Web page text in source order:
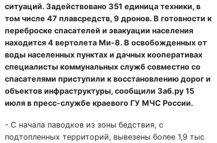
ситуаций. Задействовано 351 единица техники, в
том числе 47 плавсредств, 9 дронов. В готовности к
переброске спасателей и эвакуации населения
находится 4 вертолета Ми-8. В освобожденных от
воды населенных пунктах и дачных кооперативах
специалисты коммунальных служб совместно со
спасателями приступили к восстановлению дорог и
объектов инфраструктуры, сообщили Заб.ру 15
июля в пресс-службе краевого ГУ МЧС России.
- С начала паводков из зоны бедствия, с
подтопленных территорий, вывезены более 1,9 тыс